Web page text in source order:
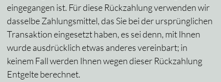
eingegangen ist. Für diese Rückzahlung verwenden wir
dasselbe Zahlungsmittel, das Sie bei der ursprünglichen
Transaktion eingesetzt haben, es sei denn, mit Ihnen
wurde ausdrücklich etwas anderes vereinbart; in
keinem Fall werden Ihnen wegen dieser Rückzahlung
Entgelte berechnet.